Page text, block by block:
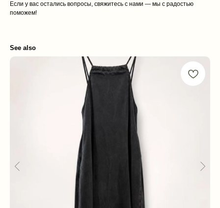
Если у вас остались вопросы, свяжитесь с нами — мы с радостью
поможем!
See also